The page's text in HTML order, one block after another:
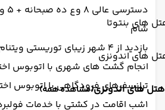
های بنتوتا
های اندونزی
هتل های اندونزی(مشاهده همه)
شام
بازدید از ۴ شهر زیبای توریستی ویتنام
انجام گشت های شهری با اتوبوس
ترانسفرهای فرودگاهی با اتوبوس
۱شب اقامت در کشتی با خدمات